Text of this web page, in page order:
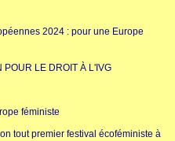
2024 : pour une Europe
POUR LE DROIT À L'IVG
féministe
tout premier festival écoféministe à